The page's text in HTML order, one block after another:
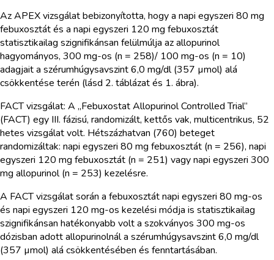
Az APEX vizsgálat bebizonyította, hogy a napi egyszeri 80 mg
febuxosztát és a napi egyszeri 120 mg febuxosztát
statisztikailag szignifikánsan felülmúlja az allopurinol
hagyományos, 300 mg-os (n = 258)/ 100 mg-os (n = 10)
adagjait a szérumhúgysavszint 6,0 mg/dl (357 µmol) alá
csökkentése terén (lásd 2. táblázat és 1. ábra).
FACT vizsgálat: A „Febuxostat Allopurinol Controlled Trial”
(FACT) egy III. fázisú, randomizált, kettős vak, multicentrikus, 52
hetes vizsgálat volt. Hétszázhatvan (760) beteget
randomizáltak: napi egyszeri 80 mg febuxosztát (n = 256), napi
egyszeri 120 mg febuxosztát (n = 251) vagy napi egyszeri 300
mg allopurinol (n = 253) kezelésre.
A FACT vizsgálat során a febuxosztát napi egyszeri 80 mg-os
és napi egyszeri 120 mg-os kezelési módja is statisztikailag
szignifikánsan hatékonyabb volt a szokványos 300 mg-os
dózisban adott allopurinolnál a szérumhúgysavszint 6,0 mg/dl
(357 µmol) alá csökkentésében és fenntartásában.